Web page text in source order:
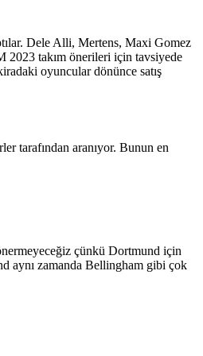
Dele Alli, Mertens, Maxi Gomez
2023 takım önerileri için tavsiyede
oyuncular dönünce satış
tarafından aranıyor. Bunun en
çünkü Dortmund için
aynı zamanda Bellingham gibi çok